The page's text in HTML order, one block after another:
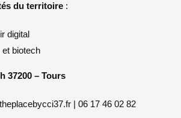
du territoire :
digital
biotech
37200 – Tours
| 06 17 46 02 82